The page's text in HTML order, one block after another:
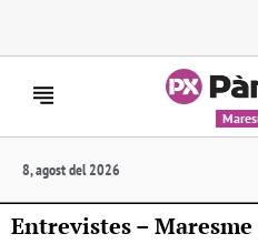
8, agost del 2026
Entrevistes – Maresme